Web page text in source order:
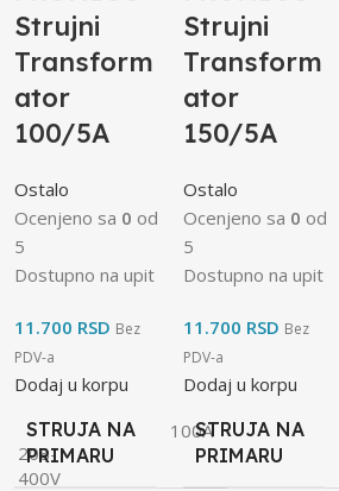
208-
400V
Strujni
Transform
ator
100/5A
Ostalo
Ocenjeno sa 0 od
5
Dostupno na upit
11.700 RSD Bez
PDV-a
Dodaj u korpu
STRUJA NA
PRIMARU
100A
Strujni
Transform
ator
150/5A
Ostalo
Ocenjeno sa 0 od
5
Dostupno na upit
11.700 RSD Bez
PDV-a
Dodaj u korpu
STRUJA NA
PRIMARU